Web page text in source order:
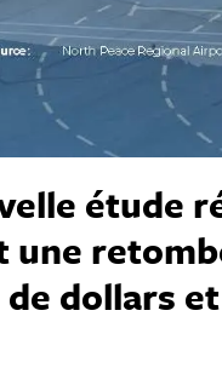
étude
une
dollars